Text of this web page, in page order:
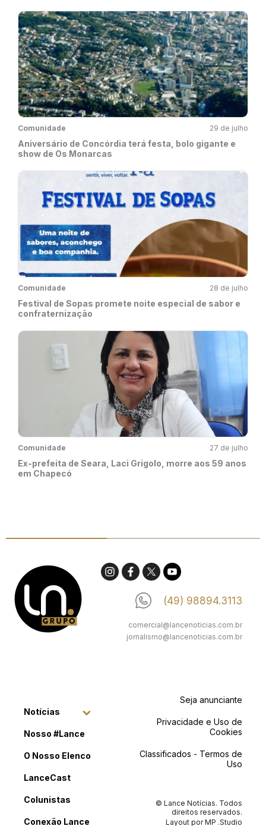
Comunidade 29 de julho
Aniversário de Concórdia terá festa, bolo gigante e
show de Os Monarcas
Comunidade 28 de julho
Festival de Sopas promete noite especial de sabor e
confraternização
Comunidade 27 de julho
Ex-prefeita de Seara, Laci Grigolo, morre aos 59 anos
em Chapecó
(49) 98894.3113
comercial@lancenoticias.com.br
jornalismo@lancenoticias.com.br
Notícias
Nosso #Lance
O Nosso Elenco
LanceCast
Colunistas
Conexão Lance
Seja anunciante
Privacidade e Uso de
Cookies
Classificados - Termos de
Uso
© Lance Notícias. Todos
direitos reservados.
Layout porMP .Studio